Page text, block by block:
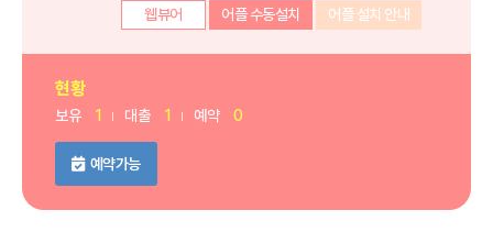
웹뷰어
어플 수동설치 어플 설치 안내
현황
보유 1 대출 1 예약 0
예약가능